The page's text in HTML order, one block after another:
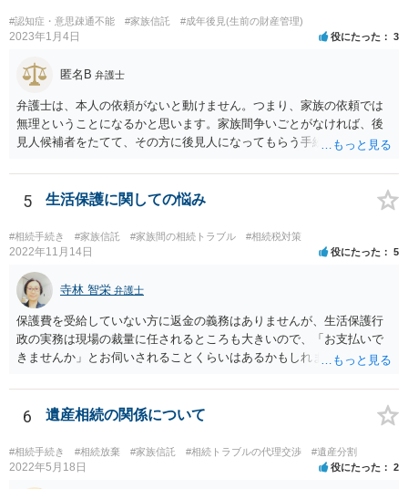
#認知症・意思疎通不能 #家族信託 #成年後見(生前の財産管理)
2023年1月4日 役にたった 3
匿名B 弁護士
弁護士は、本人の依頼がないと動けません。つまり、家族の依頼では
無理ということになるかと思います。家族間争いごとがなければ、後
見人候補者をたてて、その方に後見人になってもらう手続をすすめた
5 生活保護に関しての悩み
#相続手続き #家族信託 #家族間の相続トラブル #相続税対策
2022年11月14日 役にたった 5
寺林 智栄 弁護士
保護費を受給していない方に返金の義務はありませんが、生活保護行
政の実務は現場の裁量に任されるところも大きいので、「お支払いで
きませんか」とお伺いされることくらいはあるかもしれません。 通報
考えてご判断いただくのが良いと思います。
6 遺産相続の関係について
#相続手続き #相続放棄 #家族信託 #相続トラブルの代理交渉 #遺産分割
2022年5月18日 役にたった 2